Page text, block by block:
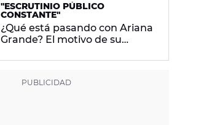
"ESCRUTINIO PÚBLICO
CONSTANTE"
¿Qué está pasando con Ariana
Grande? El motivo de su